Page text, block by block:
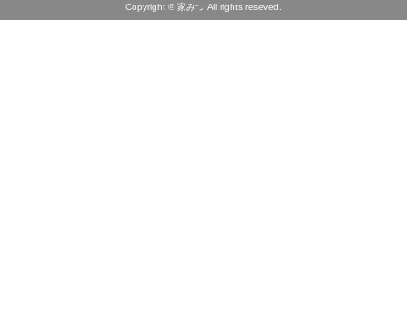
Copyright © 家みつ All rights reseved.